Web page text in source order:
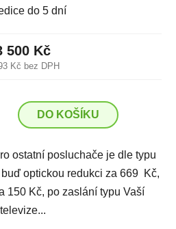
do 5 dní
Kč bez DPH
500 Kč
DO KOŠÍKU
ostatní posluchače je dle typu
optickou redukci za 669 Kč,
150 Kč, po zaslání typu Vaší
televize...